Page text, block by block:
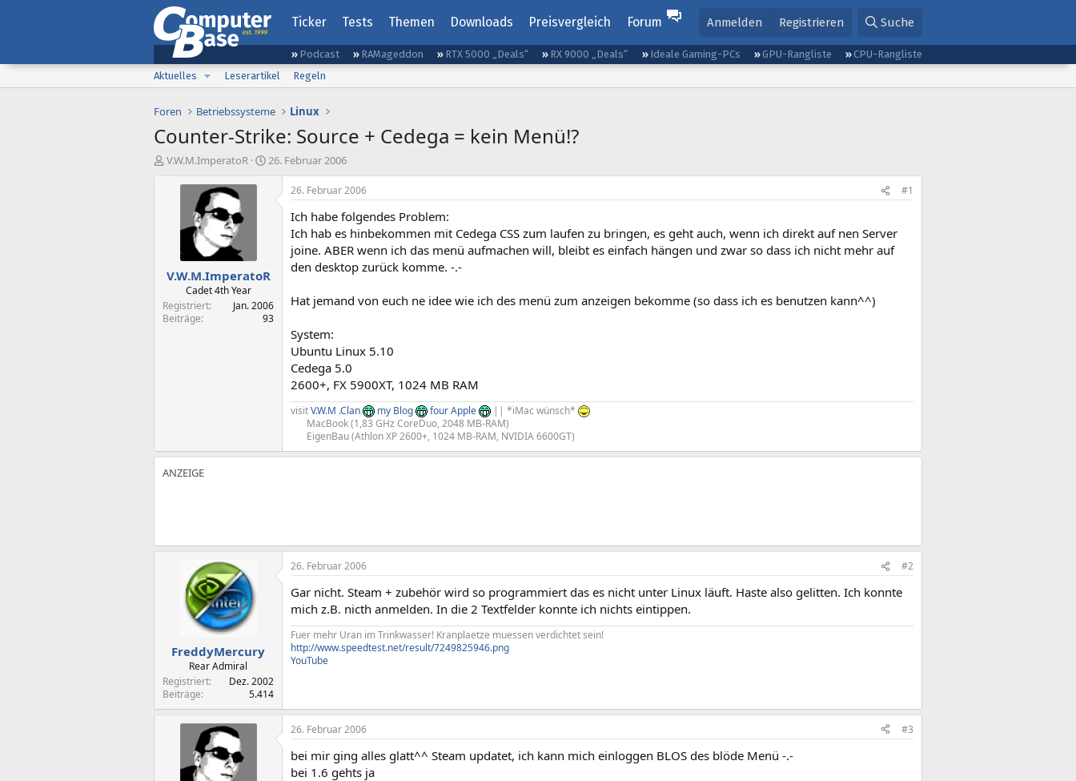
Ticker Tests Themen Downloads Preisvergleich Forum Anmelden Registrieren Suche
Podcast RAMageddon RTX 5000 „Deals“ RX 9000 „Deals“ Ideale Gaming-PCs GPU-Rangliste
CPU-Rangliste
Aktuelles
Leserartikel Regeln
Foren Betriebssysteme Linux
Counter-Strike: Source + Cedega = kein Menü!?
E
r
V.W.M.ImperatoR
E
a
26. Februar 2006
V.W.M.ImperatoR
Cadet 4th Year
Registriert
Jan. 2006
Beiträge
93
26. Februar 2006 #1
Ich habe folgendes Problem:
Ich hab es hinbekommen mit Cedega CSS zum laufen zu bringen, es geht auch, wenn ich direkt auf nen Server
joine. ABER wenn ich das menü aufmachen will, bleibt es einfach hängen und zwar so dass ich nicht mehr auf
den desktop zurück komme. -.-
Hat jemand von euch ne idee wie ich des menü zum anzeigen bekomme (so dass ich es benutzen kann^^)
System:
Ubuntu Linux 5.10
Cedega 5.0
2600+, FX 5900XT, 1024 MB RAM
visitV.W.M .Clan my Blog four Apple
|| *iMac wünsch*
MacBook (1,83 GHz CoreDuo, 2048 MB-RAM)​
EigenBau (Athlon XP 2600+, 1024 MB-RAM, NVIDIA 6600GT)​
FreddyMercury
Rear Admiral
Registriert
Dez. 2002
Beiträge
5.414
26. Februar 2006 #2
Gar nicht. Steam + zubehör wird so programmiert das es nicht unter Linux läuft. Haste also gelitten. Ich konnte
mich z.B. nicth anmelden. In die 2 Textfelder konnte ich nichts eintippen.
Fuer mehr Uran im Trinkwasser! Kranplaetze muessen verdichtet sein!
http://www.speedtest.net/result/7249825946.png
YouTube
26. Februar 2006 #3
bei mir ging alles glatt^^ Steam updatet, ich kann mich einloggen BLOS des blöde Menü -.-
bei 1.6 gehts ja